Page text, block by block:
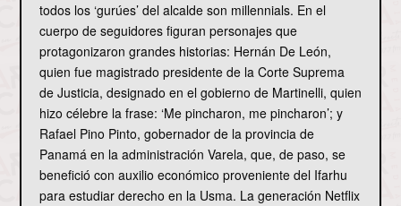
todos los ‘gurúes’ del alcalde son millennials. En el
cuerpo de seguidores figuran personajes que
protagonizaron grandes historias: Hernán De León,
quien fue magistrado presidente de la Corte Suprema
de Justicia, designado en el gobierno de Martinelli, quien
hizo célebre la frase: ‘Me pincharon, me pincharon’; y
Rafael Pino Pinto, gobernador de la provincia de
Panamá en la administración Varela, que, de paso, se
benefició con auxilio económico proveniente del Ifarhu
para estudiar derecho en la Usma. La generación Netflix